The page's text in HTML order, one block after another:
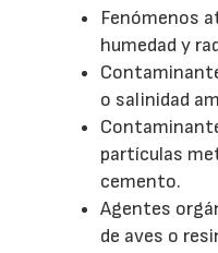
Fenómenos
humedad y
o salinidad
partículas
cemento.
Agentes
de aves o